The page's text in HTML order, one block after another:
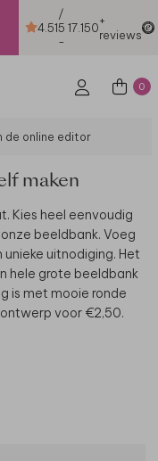
4.51
/
5
-
17.150+
reviews
0
de online editor
maken
Kies heel eenvoudig
beeldbank. Voeg
uitnodiging. Het
hele grote beeldbank
is met mooie ronde
voor €2,50.